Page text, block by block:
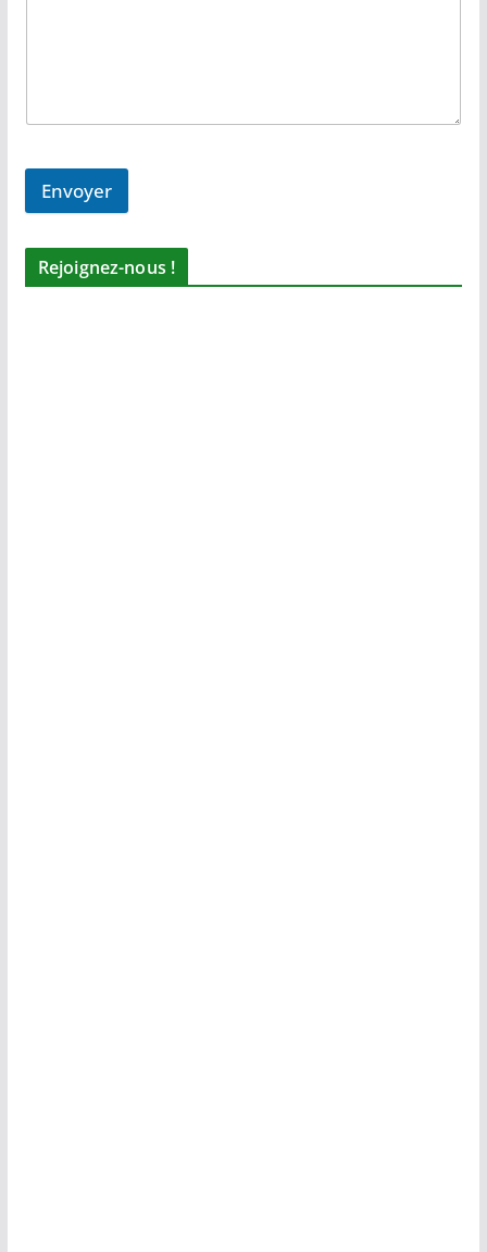
Envoyer
Rejoignez-nous !